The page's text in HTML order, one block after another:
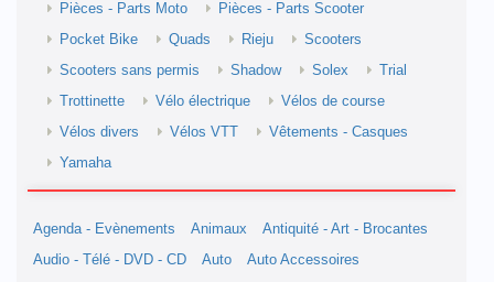
Pièces - Parts Moto
Pièces - Parts Scooter
Pocket Bike
Quads Rieju
Scooters
Scooters sans permis
Shadow Solex
Trial
Trottinette
Vélo électrique
Vélos de course
Vélos divers
Vélos VTT
Vêtements - Casques
Yamaha
Agenda - Evènements Animaux
Antiquité - Art - Brocantes
Audio - Télé - DVD - CD
Auto
Auto Accessoires